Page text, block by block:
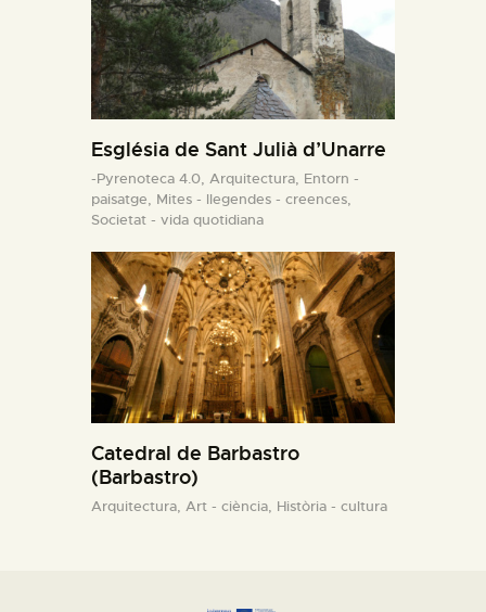
Església de Sant Julià d’Unarre
-Pyrenoteca 4.0, Arquitectura, Entorn -
paisatge, Mites - llegendes - creences,
Societat - vida quotidiana
Catedral de Barbastro
(Barbastro)
Arquitectura, Art - ciència, Història - cultura